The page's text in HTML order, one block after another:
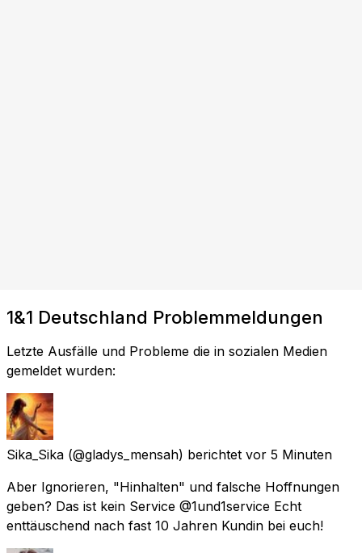
1&1 Deutschland Problemmeldungen
Letzte Ausfälle und Probleme die in sozialen Medien
gemeldet wurden:
Sika_Sika (@gladys_mensah) berichtet vor 5 Minuten
Aber Ignorieren, "Hinhalten" und falsche Hoffnungen
geben? Das ist kein Service @1und1service Echt
enttäuschend nach fast 10 Jahren Kundin bei euch!